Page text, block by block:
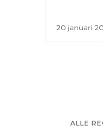
20 januari
ALLE